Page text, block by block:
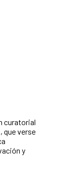
curatorial
que verse
y